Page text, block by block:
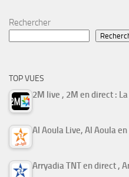
Rechercher
TOP VUES
2M live , 2M en direct :
Al Aoula Live, Al Aoula
Arryadia TNT en direct ,